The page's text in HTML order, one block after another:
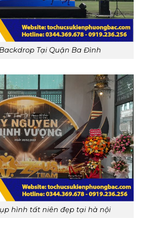
Tại Quận Ba Đình
hình tất niên đẹp tại hà nội